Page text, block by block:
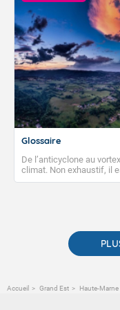
Glossaire
De l’anticyclone au
climat. Non exhaustif, il
publications. Vous y
Accueil Grand Est Haute-Marne